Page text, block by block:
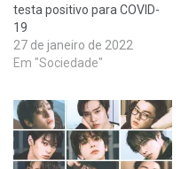
testa positivo para COVID-
19
27 de janeiro de 2022
Em "Sociedade"